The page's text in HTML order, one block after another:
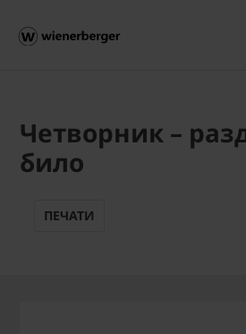
Четворник –
било
ПЕЧАТИ